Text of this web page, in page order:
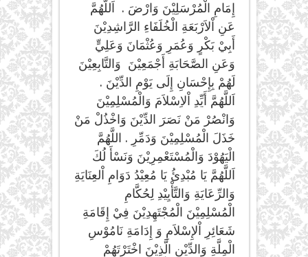
إِمَامِ الْمُرْسَلِيْنَ وَارْضَ . اَللَّهُمَّ
عَنِ اْلاَرْبَعَةِ الْخُلَفَاءِ الرَّاشِدِيْنَ
أَبِيْ بَكْرٍ وَعُمَرِ وَعُثْمَانَ وَعَلِيٍّ
وَعَنِ الصَّحَابَةِ أَجْمَعِيْنَ وَالتَّابِعِيْنَ
لَهُمْ بِإِحْسَانِ إِلَى يَوْمِ الدِّيْنَ .
اَللَّهُمَّ أَيِّدِ اْلاِسْلاَمَ وَالْمُسْلِمِيْنَ
وَانْصُرْ مَنْ نَصَرَ الدِّيْنَ وَاخْذُلْ مَنْ
خَذَلَ الْمُسْلِمِيْنَ وَدَمِّرِ . اللَّهُمَّ
الْيَهُوْدَ وَالْمُسْتَعْمِرِيْنَ وَنَسْأَ لُكَ
اَللَّهُمَّ يَا مُبْدِئُ يَا مُعِيْدُ دَوَامِ اْلعِنَايَةِ
وَالرِّعَايَةِ وَالتَّأْيِيْدِ لِحُكَّامِ
الْمُسْلِمِيْنَ الْمُجْتَهِدِيْنَ فِيْ إِقَامَةِ
شَعَائِرِ اْلإِسْلاَمِ وَ إِدَامَةِ نَامُوْسِ
الْمِلَّةِ وَالدِّيْنِ الَّذِيْنَ اخْتَرْتَهُمْ